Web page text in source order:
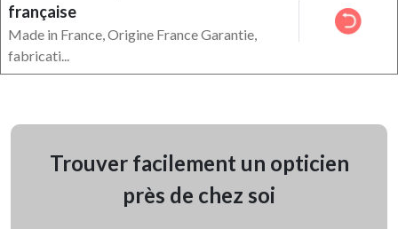
française
Made in France, Origine France Garantie,
fabricati...
Trouver facilement un opticien
près de chez soi